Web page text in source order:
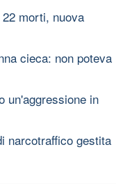
morti, nuova
cieca: non poteva
un'aggressione in
narcotraffico gestita